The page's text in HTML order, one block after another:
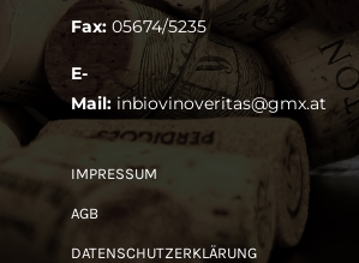
Fax: 05674/5235
E-
Mail: inbiovinoveritas@gmx.at
IMPRESSUM
AGB
DATENSCHUTZERKLÄRUNG